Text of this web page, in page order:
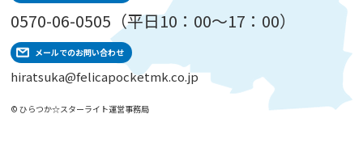
0570-06-0505（平日10：00～17：00）
メールでのお問い合わせ
hiratsuka@felicapocketmk.co.jp
© ひらつか☆スターライト運営事務局